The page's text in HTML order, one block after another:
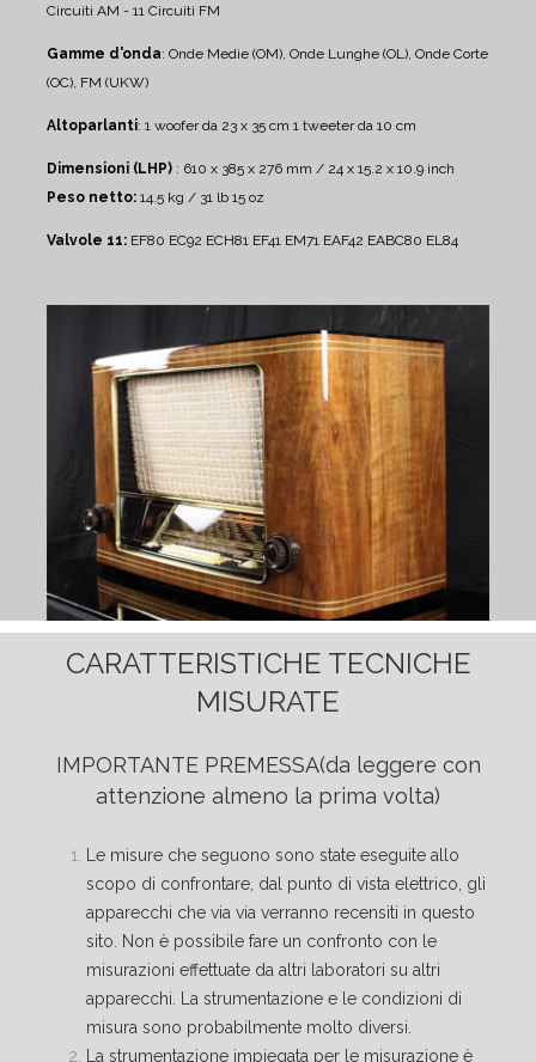
Circuiti AM - 11 Circuiti FM
Gamme d'onda: Onde Medie (OM), Onde Lunghe (OL), Onde Corte
(OC), FM (UKW)
Altoparlanti: 1 woofer da 23 x 35 cm 1 tweeter da 10 cm
Dimensioni (LHP) : 610 x 385 x 276 mm / 24 x 15.2 x 10.9 inch
Peso netto: 14.5 kg / 31 lb 15 oz
Valvole 11: EF80 EC92 ECH81 EF41 EM71 EAF42 EABC80 EL84
CARATTERISTICHE TECNICHE
MISURATE
IMPORTANTE PREMESSA(da leggere con
attenzione almeno la prima volta)
Le misure che seguono sono state eseguite allo
scopo di confrontare, dal punto di vista elettrico, gli
apparecchi che via via verranno recensiti in questo
sito. Non è possibile fare un confronto con le
misurazioni effettuate da altri laboratori su altri
apparecchi. La strumentazione e le condizioni di
misura sono probabilmente molto diversi.
La strumentazione impiegata per le misurazione è